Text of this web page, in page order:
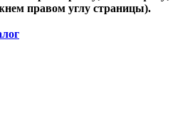
правом углу страницы).